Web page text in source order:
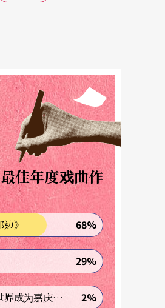
佳年度戏曲作
》 68%
29%
《转生到异世界成为嘉庆君—发现我的祖先是诈骗集团!?》 2%